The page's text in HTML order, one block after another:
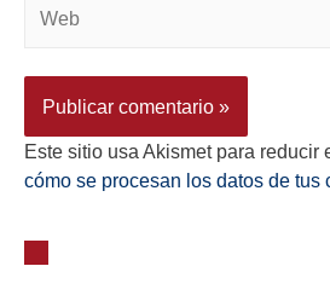
Este sitio usa Akismet para reducir
cómo se procesan los datos de tus